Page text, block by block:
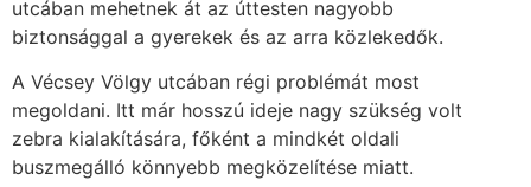
utcában mehetnek át az úttesten nagyobb
biztonsággal a gyerekek és az arra közlekedők.
A Vécsey Völgy utcában régi problémát most
megoldani. Itt már hosszú ideje nagy szükség volt
zebra kialakítására, főként a mindkét oldali
buszmegálló könnyebb megközelítése miatt.